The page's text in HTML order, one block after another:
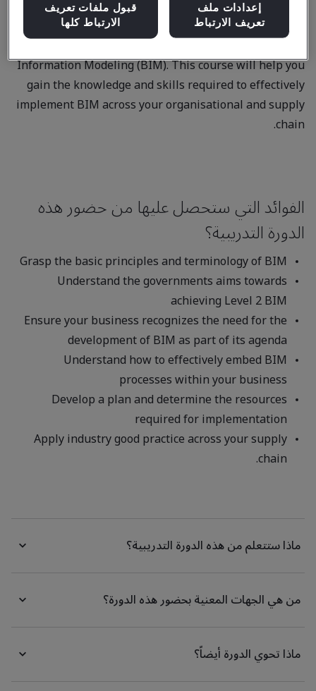
Gain a detailed understanding of the key requirements
and strategic alignment needed to deliver Building
Information Modeling (BIM). This course will help you
gain the knowledge and skills required to effectively
implement BIM across your organisational and supply
chain.
الفوائد التي ستحصل عليها من حضور هذه
الدورة التدريبية؟
Grasp the basic principles and terminology of BIM
Understand the governments aims towards
achieving Level 2 BIM
Ensure your business recognizes the need for the
development of BIM as part of its agenda
Understand how to effectively embed BIM
processes within your business
Develop a plan and determine the resources
required for implementation
Apply industry good practice across your supply
chain.
ماذا ستتعلم من هذه الدورة التدريبية؟
من هي الجهات المعنية بحضور هذه الدورة؟
ماذا تحوي الدورة أيضاً؟
إعدادات ملف
تعريف الارتباط
قبول ملفات تعريف
الارتباط كلها